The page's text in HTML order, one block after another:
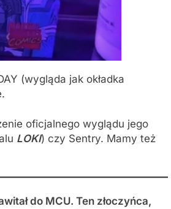
(wygląda jak okładka
oficjalnego wyglądu jego
LOKI) czy Sentry. Mamy też
do MCU. Ten złoczyńca,